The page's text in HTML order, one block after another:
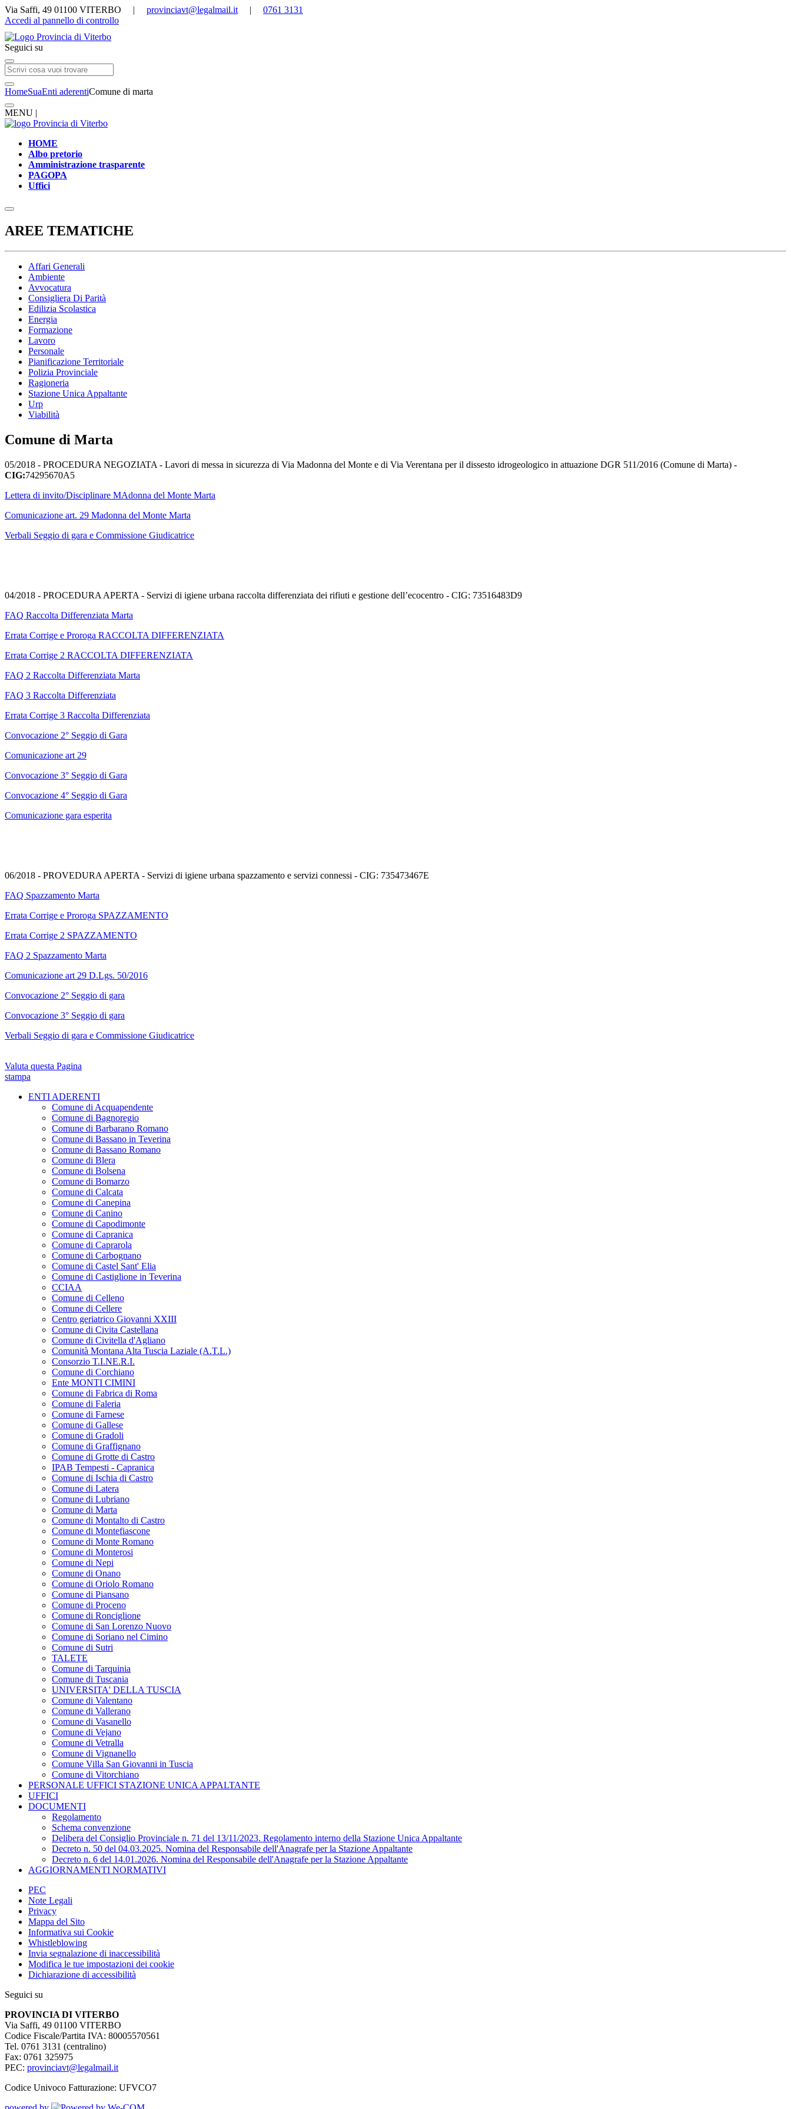
Via Saffi, 49 01100 VITERBO | provinciavt@legalmail.it | 0761 3131
Accedi al pannello di controllo
Seguici su
HomeSuaEnti aderentiComune di marta
MENU |
HOME
Albo pretorio
Amministrazione trasparente
PAGOPA
Uffici
AREE TEMATICHE
Affari Generali
Ambiente
Avvocatura
Consigliera Di Parità
Edilizia Scolastica
Energia
Formazione
Lavoro
Personale
Pianificazione Territoriale
Polizia Provinciale
Ragioneria
Stazione Unica Appaltante
Urp
Viabilità
Comune di Marta
05/2018 - PROCEDURA NEGOZIATA - Lavori di messa in sicurezza di Via Madonna del Monte e di Via Verentana per il dissesto idrogeologico in attuazione DGR 511/2016 (Comune di Marta) -
CIG:74295670A5
Lettera di invito/Disciplinare MAdonna del Monte Marta
Comunicazione art. 29 Madonna del Monte Marta
Verbali Seggio di gara e Commissione Giudicatrice
04/2018 - PROCEDURA APERTA - Servizi di igiene urbana raccolta differenziata dei rifiuti e gestione dell’ecocentro - CIG: 73516483D9
FAQ Raccolta Differenziata Marta
Errata Corrige e Proroga RACCOLTA DIFFERENZIATA
Errata Corrige 2 RACCOLTA DIFFERENZIATA
FAQ 2 Raccolta Differenziata Marta
FAQ 3 Raccolta Differenziata
Errata Corrige 3 Raccolta Differenziata
Convocazione 2° Seggio di Gara
Comunicazione art 29
Convocazione 3° Seggio di Gara
Convocazione 4° Seggio di Gara
Comunicazione gara esperita
06/2018 - PROVEDURA APERTA - Servizi di igiene urbana spazzamento e servizi connessi - CIG: 735473467E
FAQ Spazzamento Marta
Errata Corrige e Proroga SPAZZAMENTO
Errata Corrige 2 SPAZZAMENTO
FAQ 2 Spazzamento Marta
Comunicazione art 29 D.Lgs. 50/2016
Convocazione 2° Seggio di gara
Convocazione 3° Seggio di gara
Verbali Seggio di gara e Commissione Giudicatrice
Valuta questa Pagina
stampa
ENTI ADERENTI
Comune di Acquapendente
Comune di Bagnoregio
Comune di Barbarano Romano
Comune di Bassano in Teverina
Comune di Bassano Romano
Comune di Blera
Comune di Bolsena
Comune di Bomarzo
Comune di Calcata
Comune di Canepina
Comune di Canino
Comune di Capodimonte
Comune di Capranica
Comune di Caprarola
Comune di Carbognano
Comune di Castel Sant' Elia
Comune di Castiglione in Teverina
CCIAA
Comune di Celleno
Comune di Cellere
Centro geriatrico Giovanni XXIII
Comune di Civita Castellana
Comune di Civitella d'Agliano
Comunità Montana Alta Tuscia Laziale (A.T.L.)
Consorzio T.I.NE.R.I.
Comune di Corchiano
Ente MONTI CIMINI
Comune di Fabrica di Roma
Comune di Faleria
Comune di Farnese
Comune di Gallese
Comune di Gradoli
Comune di Graffignano
Comune di Grotte di Castro
IPAB Tempesti - Capranica
Comune di Ischia di Castro
Comune di Latera
Comune di Lubriano
Comune di Marta
Comune di Montalto di Castro
Comune di Montefiascone
Comune di Monte Romano
Comune di Monterosi
Comune di Nepi
Comune di Onano
Comune di Oriolo Romano
Comune di Piansano
Comune di Proceno
Comune di Ronciglione
Comune di San Lorenzo Nuovo
Comune di Soriano nel Cimino
Comune di Sutri
TALETE
Comune di Tarquinia
Comune di Tuscania
UNIVERSITA' DELLA TUSCIA
Comune di Valentano
Comune di Vallerano
Comune di Vasanello
Comune di Vejano
Comune di Vetralla
Comune di Vignanello
Comune Villa San Giovanni in Tuscia
Comune di Vitorchiano
PERSONALE UFFICI STAZIONE UNICA APPALTANTE
UFFICI
DOCUMENTI
Regolamento
Schema convenzione
Delibera del Consiglio Provinciale n. 71 del 13/11/2023. Regolamento interno della Stazione Unica Appaltante
Decreto n. 50 del 04.03.2025. Nomina del Responsabile dell'Anagrafe per la Stazione Appaltante
Decreto n. 6 del 14.01.2026. Nomina del Responsabile dell'Anagrafe per la Stazione Appaltante
AGGIORNAMENTI NORMATIVI
PEC
Note Legali
Privacy
Mappa del Sito
Informativa sui Cookie
Whistleblowing
Invia segnalazione di inaccessibilità
Modifica le tue impostazioni dei cookie
Dichiarazione di accessibilità
Seguici su
PROVINCIA DI VITERBO
Via Saffi, 49 01100 VITERBO
Codice Fiscale/Partita IVA: 80005570561
Tel. 0761 3131 (centralino)
Fax: 0761 325975
PEC: provinciavt@legalmail.it
Codice Univoco Fatturazione: UFVCO7